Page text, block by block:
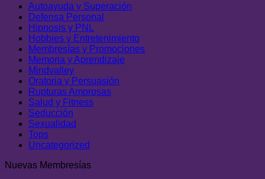
Autoayuda y Superación
Defensa Personal
Hipnosis y PNL
Hobbies y Entretenimiento
Membresías y Promociones
Memoria y Aprendizaje
Mindvalley
Oratoria y Persuasión
Rupturas Amorosas
Salud y Fitness
Seducción
Sexualidad
Tops
Uncategorized
Nuevas Membresías